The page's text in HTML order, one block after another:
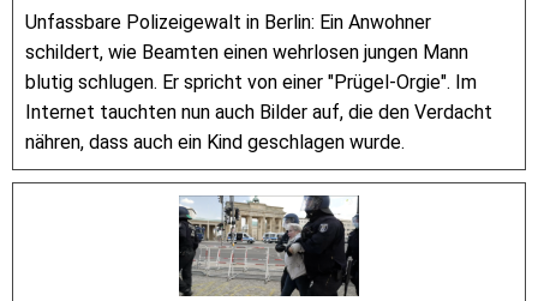
Unfassbare Polizeigewalt in Berlin: Ein Anwohner
schildert, wie Beamten einen wehrlosen jungen Mann
blutig schlugen. Er spricht von einer "Prügel-Orgie". Im
Internet tauchten nun auch Bilder auf, die den Verdacht
nähren, dass auch ein Kind geschlagen wurde.